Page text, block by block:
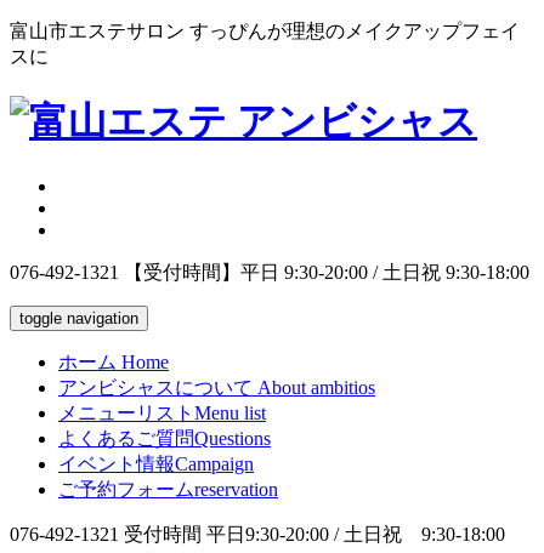
富山市エステサロン すっぴんが理想のメイクアップフェイ
スに
076-492-1321 【受付時間】平日 9:30-20:00 / 土日祝 9:30-18:00
toggle navigation
ホーム Home
アンビシャスについて About ambitios
メニューリスト Menu list
よくあるご質問Questions
イベント情報Campaign
ご予約フォームreservation
076-492-1321 受付時間 平日9:30-20:00 / 土日祝 9:30-18:00